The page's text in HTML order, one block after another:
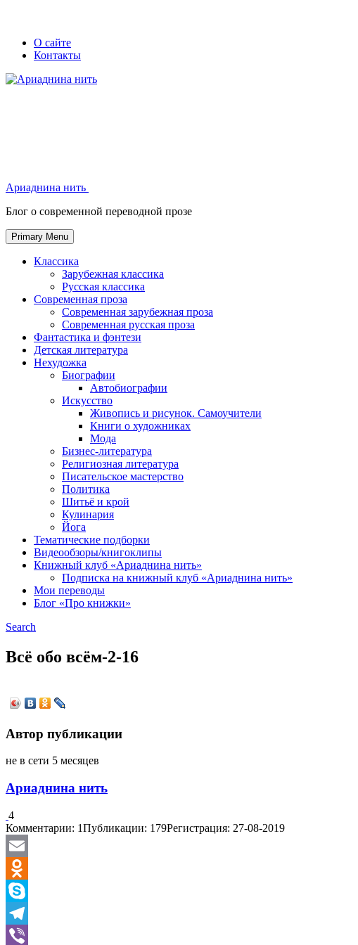
Skip
Secondary
left
navigation
Secondary
right
navigation
О сайте
Контакты
Ариаднина нить
Блог о современной переводной прозе
Primary Menu
Классика
Зарубежная классика
Русская классика
Современная проза
Современная зарубежная проза
Современная русская проза
Фантастика и фэнтези
Детская литература
Нехудожка
Биографии
Автобиографии
Искусство
Живопись и рисунок. Самоучители
Книги о художниках
Мода
Бизнес-литература
Религиозная литература
Писательское мастерство
Политика
Шитьё и крой
Кулинария
Йога
Тематические подборки
Видеообзоры/книгоклипы
Книжный клуб «Ариаднина нить»
Подписка на книжный клуб «Ариаднина нить»
Мои переводы
Блог «Про книжки»
Search
Всё обо всём-2-16
Автор публикации
не в сети 5 месяцев
Ариаднина нить
4
Комментарии: 1Публикации: 179Регистрация: 27-08-2019
Email
Odnoklassniki
Skype
Telegram